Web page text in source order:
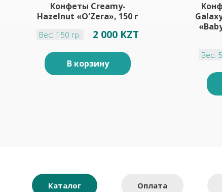
Конфеты Creamy-
Hazelnut «O'Zera», 150 г
Вес: 150 гр. 2 000 KZT
В корзину
Вес:
Каталог Оплата